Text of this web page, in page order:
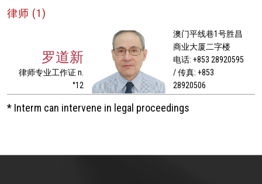
律师 (1)
罗道新
律师专业工作证 n.
°12
澳门平线巷1号胜昌
商业大厦二字楼
电话: +853 28920595
/ 传真: +853
28920506
* Interm can intervene in legal proceedings